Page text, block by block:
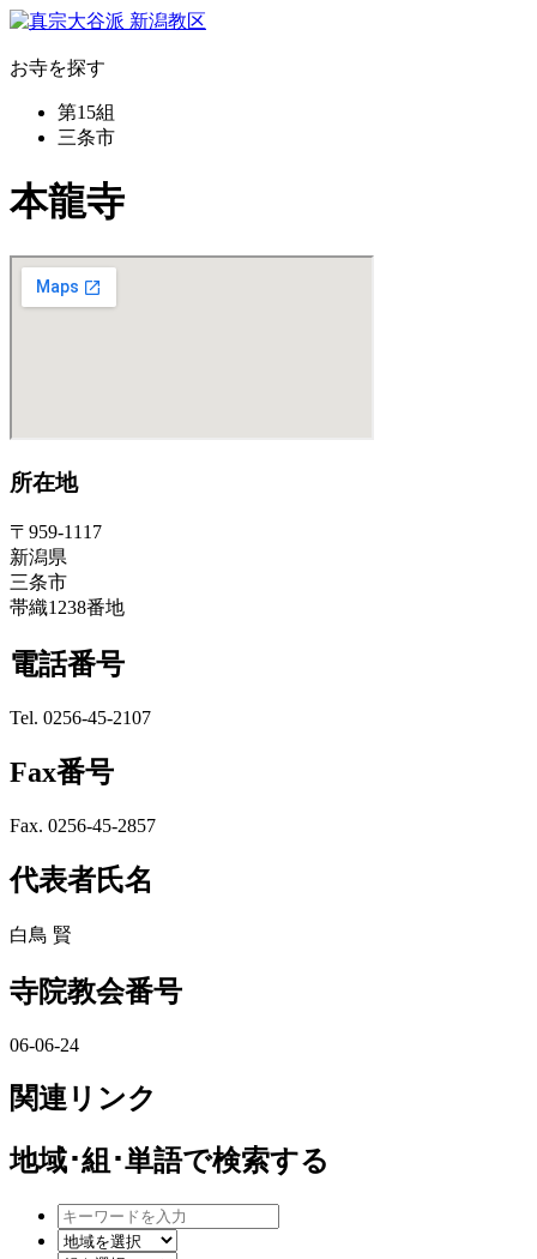
お寺を探す
第15組
三条市
本龍寺
所在地
〒959-1117
新潟県
三条市
帯織1238番地
電話番号
Tel. 0256-45-2107
Fax番号
Fax. 0256-45-2857
代表者氏名
白鳥 賢
寺院教会番号
06-06-24
関連リンク
地域･組･単語で検索する